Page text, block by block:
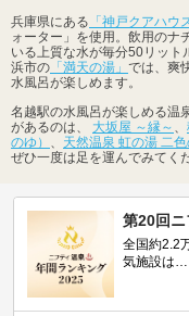
兵庫県にある 「神戸クアハウ
ォーター」を使用。飲用のナ
いる上質な水が毎分50リット
浜市の 「満天の湯」 では、爽
水風呂が楽しめます。
名越駅の水風呂が楽しめる温
があるのは、 大坂屋 ～縁～
のゆ）
天然温泉 虹の湯 二
ぜひ一度は足を運んでみてく
第20回
全国約2.2
気施設は…